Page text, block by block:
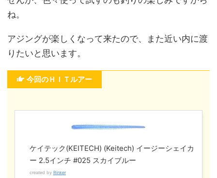
ね。
アジングが楽しくなって来たので、また近い内に渡
りたいと思います。
今回のＨＩＴルアー
ケイテック(KEITECH) (Keitech) イージーシェイカ
ー 2.5インチ #025 スカイブルー
created by Rinker